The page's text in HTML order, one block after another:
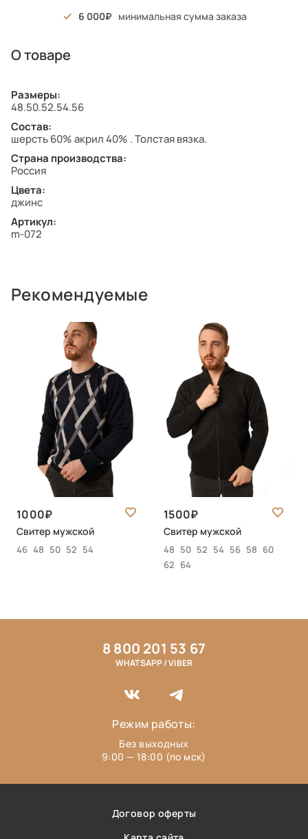
6 000 минимальная сумма заказа
О товаре
Размеры:
48.50.52.54.56
Состав:
шерсть 60% акрил 40% . Толстая вязка.
Страна производства:
Россия
Цвета:
джинс
Артикул:
m-072
Рекомендуемые
1000
Свитер мужской
46 48 50 52 54
1500
Свитер мужской
48 50 52 54 56 58 60
62 64
Договор оферты
8 800 201 53 67
WHATSAPP / VIBER
Режим работы:
Без выходных
9:00 — 18:00 (по мск)